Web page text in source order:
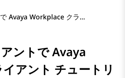
モバイルクライアントで Avaya Workplace クライアント チュートリアルを表示する
ントで Avaya
アント チュートリ